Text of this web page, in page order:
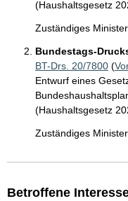
(Haushaltsgesetz
Zuständiges
Bundestags-
BT-Drs. 20/7800 (
Entwurf eines
(Haushaltsgesetz
Zuständiges
Betroffene